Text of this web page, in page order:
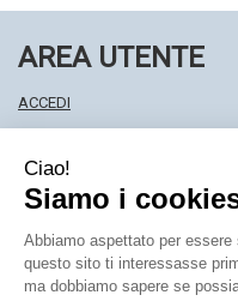
AREA UTENTE
ACCEDI
WISHLIST
ISCRIZIONE ALLA NEWSLETTER